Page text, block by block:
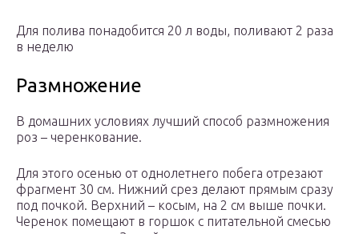
Для полива понадобится 20 л воды, поливают 2 раза
в неделю
Размножение
В домашних условиях лучший способ размножения
роз – черенкование.
Для этого осенью от однолетнего побега отрезают
фрагмент 30 см. Нижний срез делают прямым сразу
под почкой. Верхний – косым, на 2 см выше почки.
Черенок помещают в горшок с питательной смесью